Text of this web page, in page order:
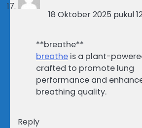
18 Oktober 2025 pukul
**breathe**
breathe is a plant-
crafted to promote lung
performance and
breathing quality.
Reply